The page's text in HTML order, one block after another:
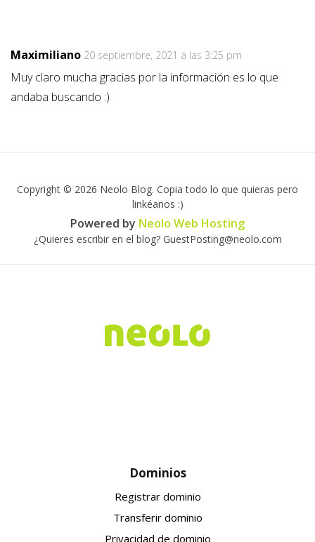
Maximiliano 20 septiembre, 2021 a las 3:25 pm
Muy claro mucha gracias por la información es lo que
andaba buscando :)
Copyright © 2026 Neolo Blog. Copia todo lo que quieras pero
linkéanos :)
Powered by Neolo Web Hosting
¿Quieres escribir en el blog? GuestPosting@neolo.com
Dominios
Registrar dominio
Transferir dominio
Privacidad de dominio